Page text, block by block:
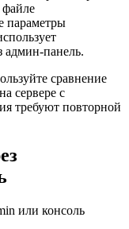
файле
параметры
админ-панель.
сравнение
сервере с
требуют повторной